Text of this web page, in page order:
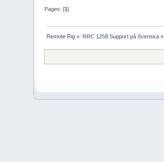
Pages: [1]
Remote Rig » RRC 1258 Support på Svenska»